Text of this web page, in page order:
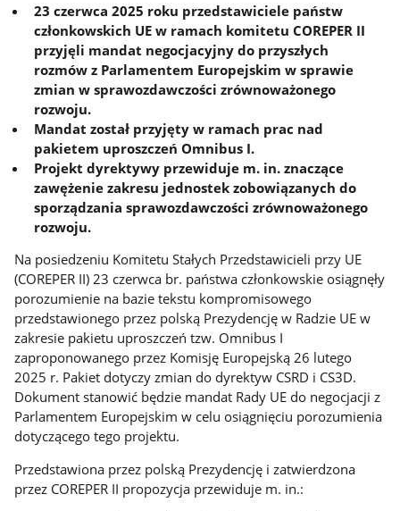
23 czerwca 2025 roku przedstawiciele państw
członkowskich UE w ramach komitetu COREPER II
przyjęli mandat negocjacyjny do przyszłych
rozmów z Parlamentem Europejskim w sprawie
zmian w sprawozdawczości zrównoważonego
rozwoju.
Mandat został przyjęty w ramach prac nad
pakietem uproszczeń Omnibus I.
Projekt dyrektywy przewiduje m. in. znaczące
zawężenie zakresu jednostek zobowiązanych do
sporządzania sprawozdawczości zrównoważonego
rozwoju.
Na posiedzeniu Komitetu Stałych Przedstawicieli przy UE
(COREPER II) 23 czerwca br. państwa członkowskie osiągnęły
porozumienie na bazie tekstu kompromisowego
przedstawionego przez polską Prezydencję w Radzie UE w
zakresie pakietu uproszczeń tzw. Omnibus I
zaproponowanego przez Komisję Europejską 26 lutego
2025 r. Pakiet dotyczy zmian do dyrektyw CSRD i CS3D.
Dokument stanowić będzie mandat Rady UE do negocjacji z
Parlamentem Europejskim w celu osiągnięciu porozumienia
dotyczącego tego projektu.
Przedstawiona przez polską Prezydencję i zatwierdzona
przez COREPER II propozycja przewiduje m. in.: